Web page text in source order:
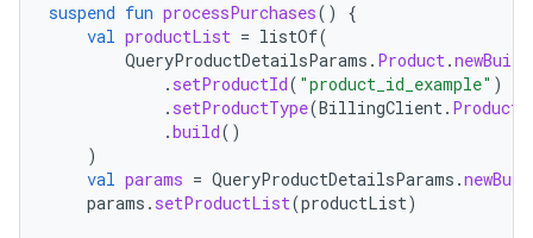
suspend fun processPurchases()
{
val productList = listOf(
QueryProductDetailsParams . Product.
. setProductId( "product_id_example" )
. setProductType(BillingClient.
.build()
)
val params = QueryProductDetailsParams .
params . setProductList(productList)